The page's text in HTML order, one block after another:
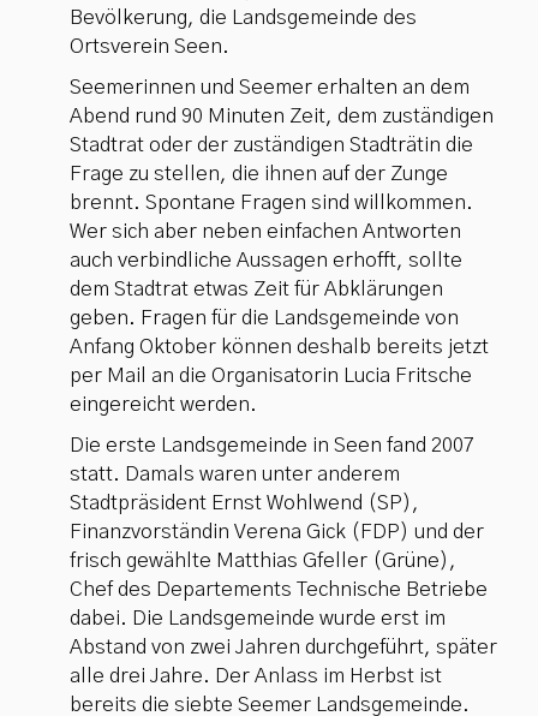
Bevölkerung, die Landsgemeinde des
Ortsverein Seen.
Seemerinnen und Seemer erhalten an dem
Abend rund 90 Minuten Zeit, dem zuständigen
Stadtrat oder der zuständigen Stadträtin die
Frage zu stellen, die ihnen auf der Zunge
brennt. Spontane Fragen sind willkommen.
Wer sich aber neben einfachen Antworten
auch verbindliche Aussagen erhofft, sollte
dem Stadtrat etwas Zeit für Abklärungen
geben. Fragen für die Landsgemeinde von
Anfang Oktober können deshalb bereits jetzt
per Mail an die Organisatorin Lucia Fritsche
eingereicht werden.
Die erste Landsgemeinde in Seen fand 2007
statt. Damals waren unter anderem
Stadtpräsident Ernst Wohlwend (SP),
Finanzvorständin Verena Gick (FDP) und der
frisch gewählte Matthias Gfeller (Grüne),
Chef des Departements Technische Betriebe
dabei. Die Landsgemeinde wurde erst im
Abstand von zwei Jahren durchgeführt, später
alle drei Jahre. Der Anlass im Herbst ist
bereits die siebte Seemer Landsgemeinde.